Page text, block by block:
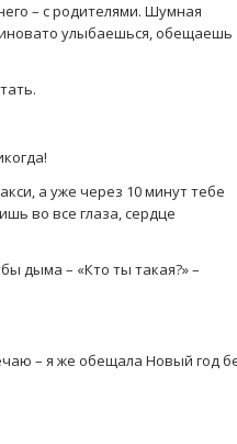
– с родителями. Шумная
улыбаешься, обещаешь
а уже через 10 минут тебе
во все глаза, сердце
дыма – «Кто ты такая?» –
– я же обещала Новый год